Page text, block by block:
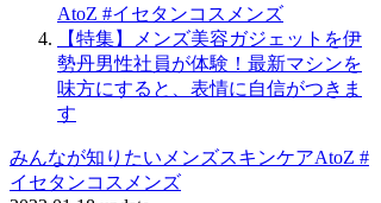
AtoZ #イセタンコスメンズ
【特集】メンズ美容ガジェットを伊
勢丹男性社員が体験！最新マシンを
味方にすると、表情に自信がつきま
す
みんなが知りたいメンズスキンケアAtoZ #
イセタンコスメンズ